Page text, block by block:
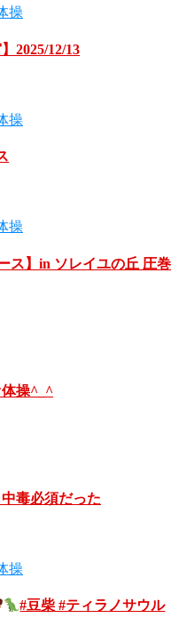
操
2025/12/13
操
操
ス】in ソレイユの丘 圧巻
体操^_^
毒必須だった
操
#豆柴 #ティラノサウル